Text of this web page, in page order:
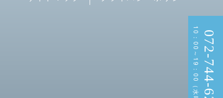
072-744-6297
10：00～19：00（水曜定休）